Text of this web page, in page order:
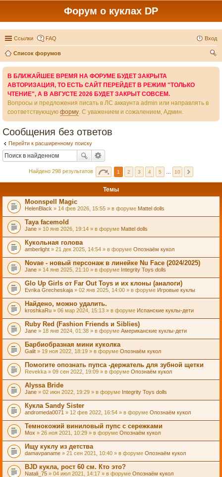
Форум о куклах DP
Ссылки FAQ Вход
Список форумов
В БЛИЖАЙШЕЕ ВРЕМЯ НА ФОРУМЕ БУДЕТ ЗАКРЫТА
АВТОРИЗАЦИЯ, ТО ЕСТЬ САЙТ ПЕРЕЙДЕТ В РЕЖИМ "ТОЛЬКО
ЧТЕНИЕ", А В АВГУСТЕ 2026 БУДЕТ ЗАКРЫТ СОВСЕМ.
Вопросы и предложения писать в ЛС аккаунта admin или направлять в
соответствующую форму. С уважением и сожалением, Админ.
Сообщения без ответов
Перейти к расширенному поиску
Найдено 298 результатов 1 2 3 4 5 10
Темы
Moonspell Magic
HelenBlack » 14 фев 2026, 15:55 » в форуме Mattel dolls
Taya facemold
Jane » 10 янв 2026, 19:14 » в форуме Mattel dolls
Кукольная голова
amberlight » 21 дек 2025, 14:54 » в форуме Опознаём кукол
Novae - новый персонаж в линейке Nu Face (2024/2025)
Jane » 14 янв 2025, 21:10 » в форуме Integrity Toys dolls
Glo Up Girls от Far Out Toys и их клоны (аналоги)
Evrika Grecheskaja » 02 янв 2025, 14:00 » в форуме Игровые куклы
Найдено, можно удалить.
kroshkaRu » 06 мар 2024, 15:13 » в форуме Испанские куклы-дети
Ruby Red (Fashion Friends и Siblies)
Jane » 18 янв 2024, 01:38 » в форуме Американские куклы-дети
Барбиобразная мини куколка
Galit » 19 ноя 2022, 18:19 » в форуме Опознаём кукол
Помогите опознать пупса -держатель для зубной щетки
Revekka » 09 сен 2022, 19:09 » в форуме Опознаём кукол
Alyssa Bride
Jane » 02 июн 2022, 19:29 » в форуме Integrity Toys dolls
Кукла Sandy Sister
andromeda0071 » 12 фев 2022, 16:54 » в форуме Опознаём кукол
Темнокожий виниловый пупс с сережками
Mox » 26 ноя 2021, 10:29 » в форуме Опознаём кукол
Ищу куклу из детства
damavpaname » 21 сен 2021, 10:40 » в форуме Опознаём кукол
BJD кукла, рост 60 см. Кто это?
Natali_75 » 04 июл 2021, 14:17 » в форуме Опознаём кукол